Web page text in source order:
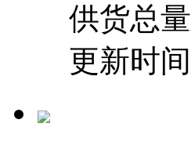
供货总量
更新时间